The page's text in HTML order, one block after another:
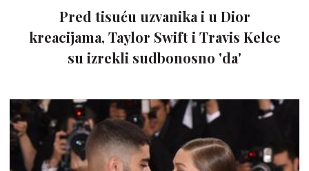
Pred tisuću uzvanika i u Dior
kreacijama, Taylor Swift i Travis Kelce
su izrekli sudbonosno 'da'